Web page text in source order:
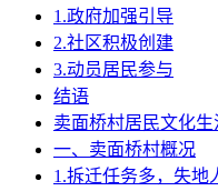
1.政府加强引导
2.社区积极创建
3.动员居民参与
结语
卖面桥村居民文化
一、卖面桥村概况
1.拆迁任务多，失地